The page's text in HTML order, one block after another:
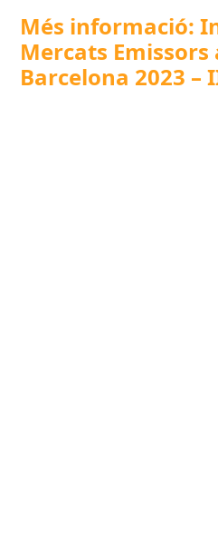
Més informació:
Mercats
Barcelona 2023 –